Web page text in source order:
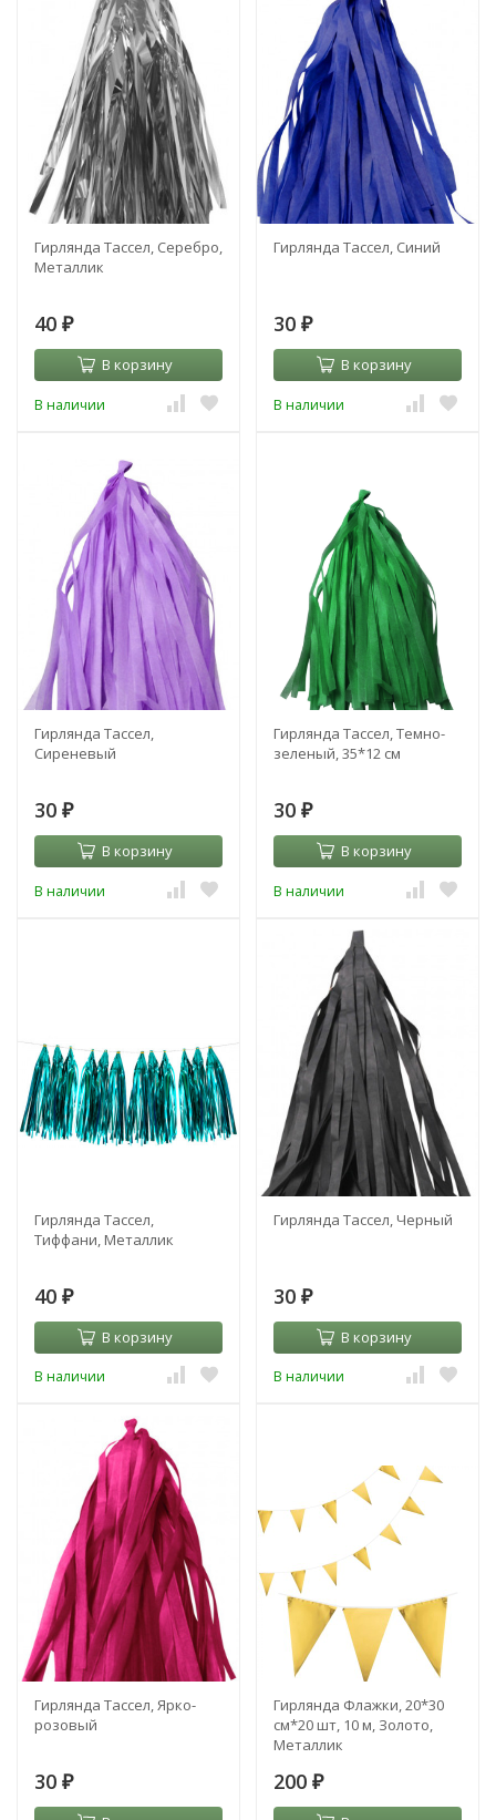
Гирлянда Тассел, Серебро,
Металлик
40 ₽
В корзину
В наличии
Гирлянда Тассел, Синий
30 ₽
В корзину
В наличии
Гирлянда Тассел,
Сиреневый
30 ₽
В корзину
В наличии
Гирлянда Тассел, Темно-
зеленый, 35*12 см
30 ₽
В корзину
В наличии
Гирлянда Тассел,
Тиффани, Металлик
40 ₽
В корзину
В наличии
Гирлянда Тассел, Черный
30 ₽
В корзину
В наличии
Гирлянда Тассел, Ярко-
розовый
30 ₽
Гирлянда Флажки, 20*30
см*20 шт, 10 м, Золото,
Металлик
200 ₽